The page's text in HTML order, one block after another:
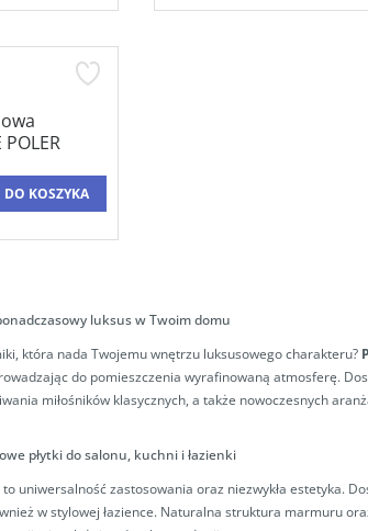
POLER
DO KOSZYKA
luksus w Twoim domu
która nada Twojemu wnętrzu luksusowego charakteru?
do pomieszczenia wyrafinowaną atmosferę.
miłośników klasycznych, a także nowoczesnych
płytki do salonu, kuchni i łazienki
to uniwersalność zastosowania oraz niezwykła estetyka.
w stylowej łazience. Naturalna struktura marmuru